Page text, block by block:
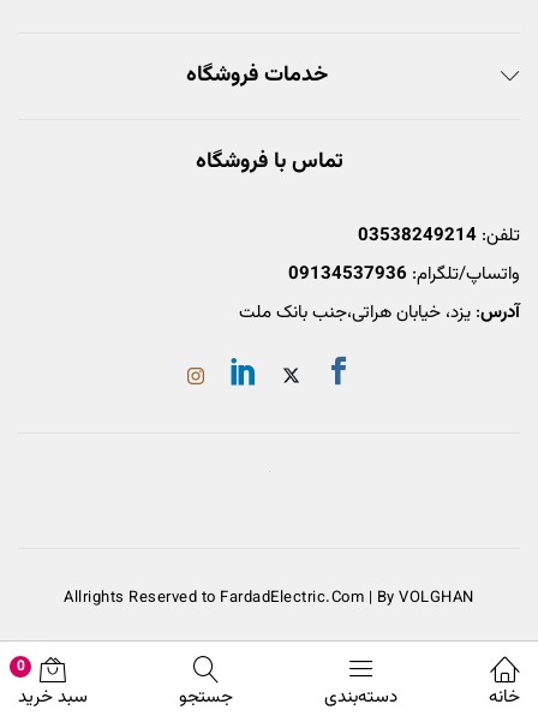
خدمات فروشگاه
تماس با فروشگاه
تلفن: 03538249214
واتساپ/تلگرام: 09134537936
آدرس: یزد، خیابان هراتی،جنب بانک ملت
Allrights Reserved to FardadElectric.Com | By VOLGHAN
خانه دسته‌بندی جستجو
0
سبد خرید